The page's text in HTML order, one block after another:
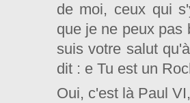
de moi, ceux qui
que je ne peux pas
suis votre salut
dit : e Tu est un
Oui, c'est là Paul